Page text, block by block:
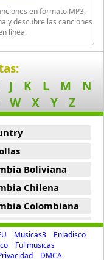
en formato MP3,
y descubre las canciones
línea.
J K L M
N
W X Y Z
Boliviana
Chilena
Colombiana
Ecuatoriana
Mexicana
Musicas3
Enladisco
Fullmusicas
DMCA